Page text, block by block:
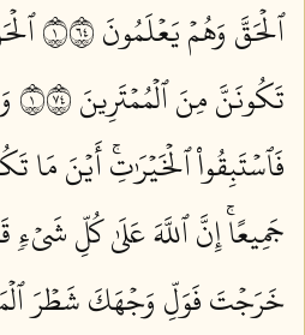
ٱلۡحَقَّ وَهُمۡ يَعۡلَمُونَ ١٤٦
تَكُونَنَّ مِنَ ٱلۡمُمۡتَرِينَ ١٤٧
فَٱسۡتَبِقُواْ ٱلۡخَيۡرَٰتِۚ أَيۡنَ مَا
جَمِيعًاۚ إِنَّ ٱللَّهَ عَلَىٰ كُلِّ شَيۡءٖ
خَرَجۡتَ فَوَلِّ وَجۡهَكَ شَطۡرَ